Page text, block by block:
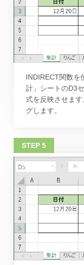
INDIRECT関数を
計」シートのD3
式を反映させま
グします。